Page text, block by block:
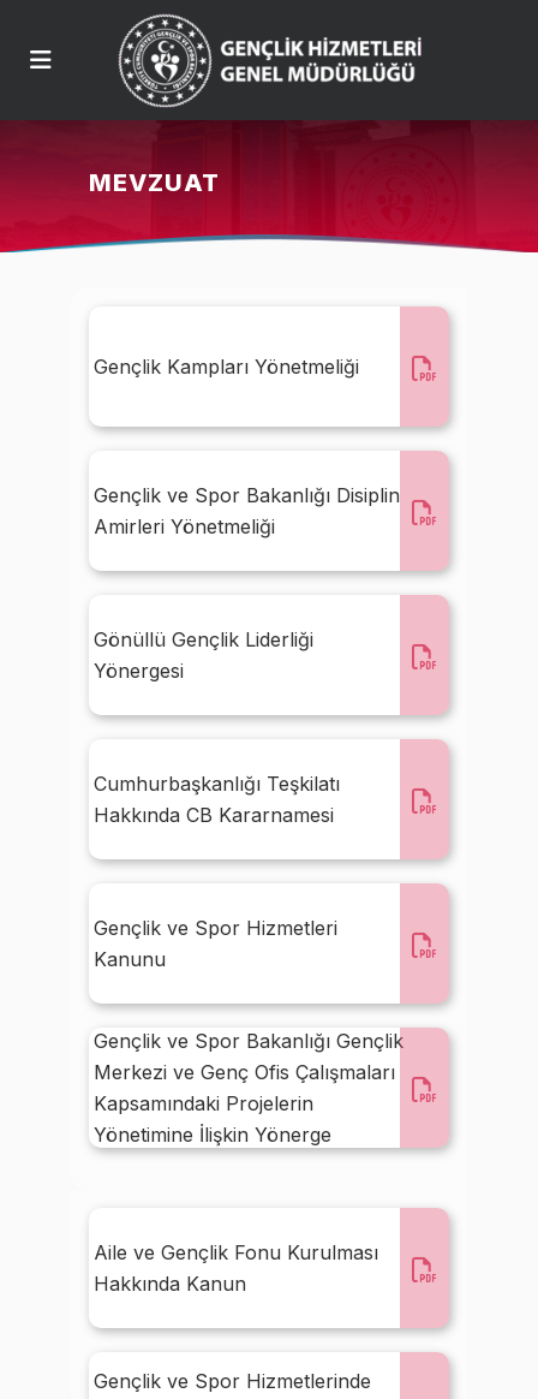
MEVZUAT
Gençlik Kampları Yönetmeliği
Gençlik ve Spor Bakanlığı Disiplin
Amirleri Yönetmeliği
Gönüllü Gençlik Liderliği
Yönergesi
Cumhurbaşkanlığı Teşkilatı
Hakkında CB Kararnamesi
Gençlik ve Spor Hizmetleri
Kanunu
Gençlik ve Spor Bakanlığı Gençlik
Merkezi ve Genç Ofis Çalışmaları
Kapsamındaki Projelerin
Yönetimine İlişkin Yönerge
Aile ve Gençlik Fonu Kurulması
Hakkında Kanun
Gençlik ve Spor Hizmetlerinde